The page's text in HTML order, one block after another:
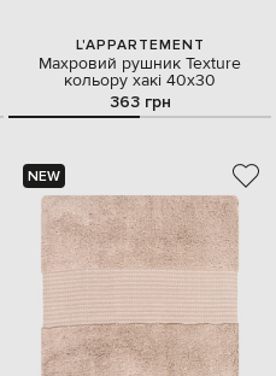
L'APPARTEMENT
Махровий рушник Texture
кольору хакі 40х30
363 грн
NEW